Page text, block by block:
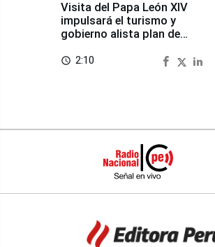
Visita del Papa León XIV
impulsará el turismo y
gobierno alista plan de
access_time 2:10